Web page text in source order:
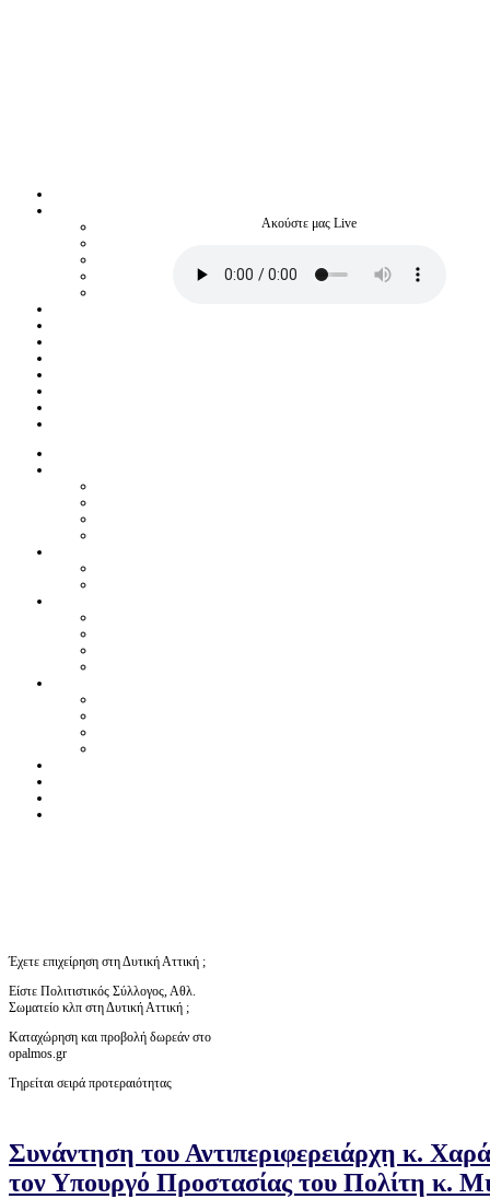
Ακούστε μας Live
Έχετε επιχείρηση στη Δυτική Αττική ;
Είστε Πολιτιστικός Σύλλογος, Αθλ.
Σωματείο κλπ στη Δυτική Αττική ;
Καταχώρηση και προβολή δωρεάν στο
opalmos.gr
Τηρείται σειρά προτεραιότητας
Συνάντηση του Αντιπεριφερειάρχη κ.
τον Υπουργό Προστασίας του Πολίτη κ.